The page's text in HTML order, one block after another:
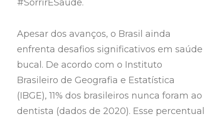
#SorrirÉSaúde.
Apesar dos avanços, o Brasil ainda
enfrenta desafios significativos em saúde
bucal. De acordo com o Instituto
Brasileiro de Geografia e Estatística
(IBGE), 11% dos brasileiros nunca foram ao
dentista (dados de 2020). Esse percentual